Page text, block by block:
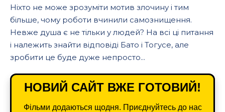
Ніхто не може зрозуміти мотив злочину і тим
більше, чому роботи вчинили самознищення.
Невже душа є не тільки у людей? На всі ці питання
і належить знайти відповіді Бато і Тогусе, але
зробити це буде дуже непросто...
НОВИЙ САЙТ ВЖЕ ГОТОВИЙ!
Фільми додаються щодня. Приєднуйтесь до нас